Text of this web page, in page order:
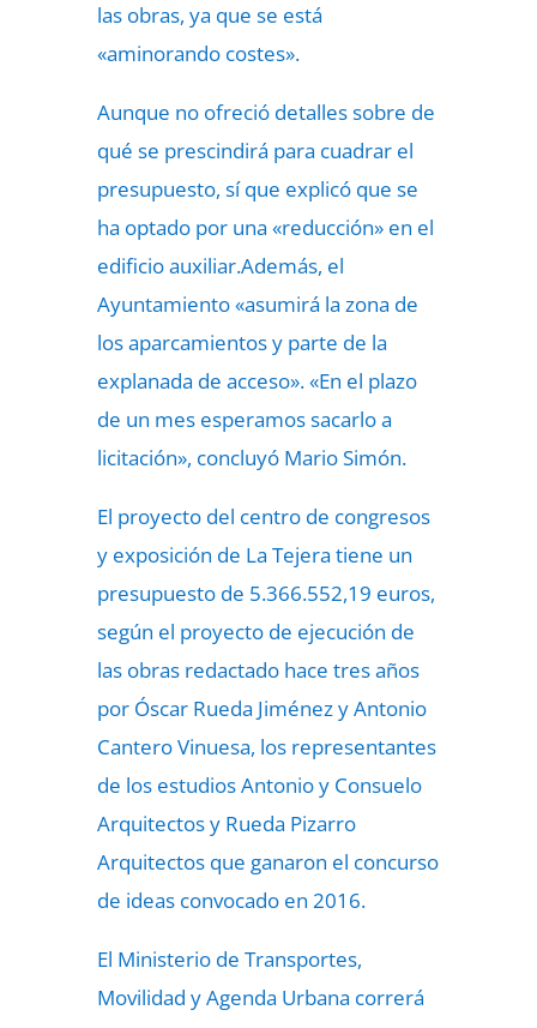
las obras, ya que se está
«aminorando costes».
Aunque no ofreció detalles sobre de
qué se prescindirá para cuadrar el
presupuesto, sí que explicó que se
ha optado por una «reducción» en el
edificio auxiliar.Además, el
Ayuntamiento «asumirá la zona de
los aparcamientos y parte de la
explanada de acceso». «En el plazo
de un mes esperamos sacarlo a
licitación», concluyó Mario Simón.
El proyecto del centro de congresos
y exposición de La Tejera tiene un
presupuesto de 5.366.552,19 euros,
según el proyecto de ejecución de
las obras redactado hace tres años
por Óscar Rueda Jiménez y Antonio
Cantero Vinuesa, los representantes
de los estudios Antonio y Consuelo
Arquitectos y Rueda Pizarro
Arquitectos que ganaron el concurso
de ideas convocado en 2016.
El Ministerio de Transportes,
Movilidad y Agenda Urbana correrá